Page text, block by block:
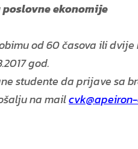
ekonomije
od 60 časova ili
god.
studente da prijave sa
na mail